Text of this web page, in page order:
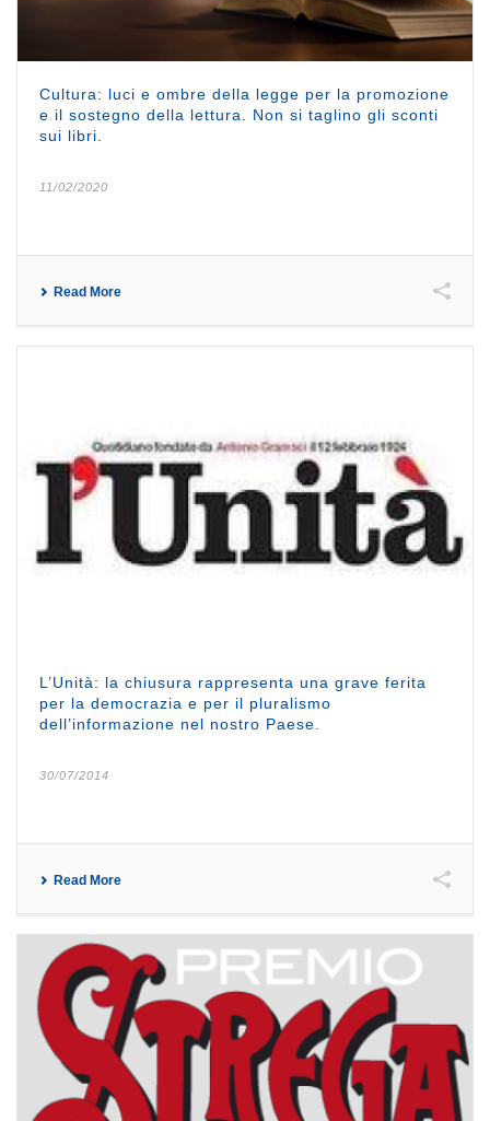
Cultura: luci e ombre della legge per la promozione
e il sostegno della lettura. Non si taglino gli sconti
sui libri.
11/02/2020
Read More
L’Unità: la chiusura rappresenta una grave ferita
per la democrazia e per il pluralismo
dell’informazione nel nostro Paese.
30/07/2014
Read More